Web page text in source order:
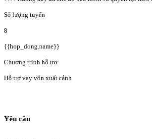
Số lượng tuyển
8
{{hop_dong.name}}
Chương trình hỗ trợ
Hỗ trợ vay vốn xuất cảnh
Yêu cầu